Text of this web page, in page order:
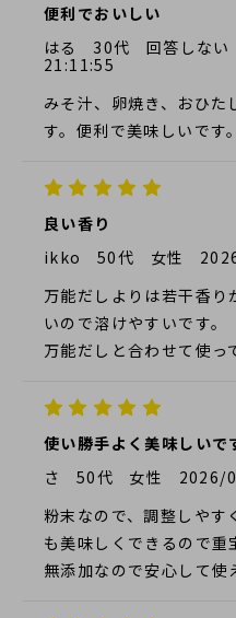
便利でおいしい
はる
30代 回答しない
21:11:55
みそ汁、卵焼き、おひた
す。便利で美味しいです。
良い香り
ikko
50代 女性
万能だしよりは若干香
いので溶けやすいです。
万能だしと合わせて使っ
使い勝手よく美味しいで
さ
50代 女性
2026/
粉末なので、調整しやす
も美味しくできるので重
無添加なので安心して使